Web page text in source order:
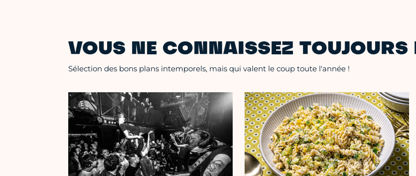
VOUS NE CONNAISSEZ TOUJOURS
Sélection des bons plans intemporels, mais qui valent le coup toute l'année !